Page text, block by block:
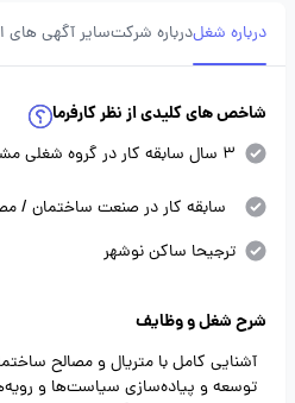
درباره شغلدرباره شرکتسایر آگهی
شاخص های کلیدی از نظر کارفرما
3 سال سابقه کار در گروه شغلی مشابه
سابقه کار در صنعت ساختمان /
ترجیحا ساکن نوشهر
شرح شغل و وظایف
آشنایی کامل با متریال و مصالح
توسعه و پیاده‌سازی سیاست‌ها و